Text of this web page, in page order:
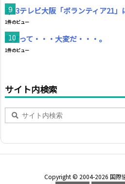
3/13テレビ大阪「ボランティア21」
1件のビュー
話すって・・・大変だ・・・。
1件のビュー
サイト内検索
Copyright © 2004-2026 国際